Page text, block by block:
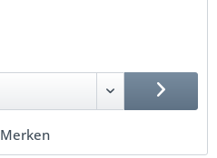
Merken